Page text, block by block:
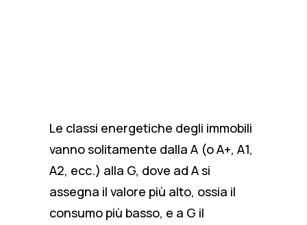
Le classi energetiche degli immobili
vanno solitamente dalla A (o A+, A1,
A2, ecc.) alla G, dove ad A si
assegna il valore più alto, ossia il
consumo più basso, e a G il